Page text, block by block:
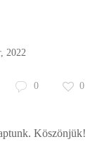
2022
0 0
Köszönjük!